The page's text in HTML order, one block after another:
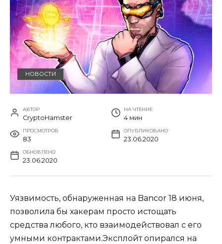
НОВОСТИ
АВТОР
CryptoHamster
НА ЧТЕНИЕ
4 мин
ПРОСМОТРОВ
83
ОПУБЛИКОВАНО
23.06.2020
ОБНОВЛЕНО
23.06.2020
Уязвимость, обнаруженная на Bancor 18 июня,
позволила бы хакерам просто истощать
средства любого, кто взаимодействовал с его
умными контрактами.Эксплойт опирался на